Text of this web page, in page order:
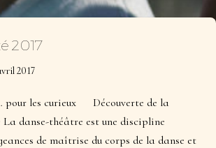
2017
2017
pour les curieux Découverte de la
danse-théâtre est une discipline
de maîtrise du corps de la danse et